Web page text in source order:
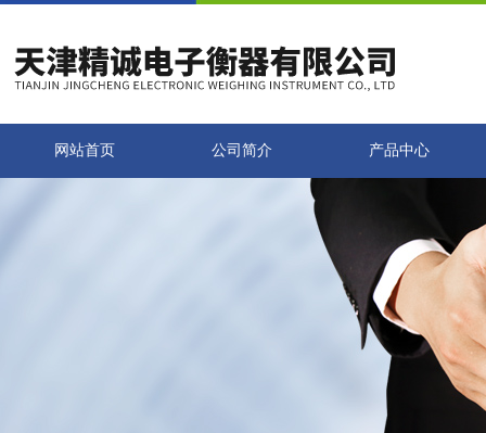
网站首页 公司简介 产品中心